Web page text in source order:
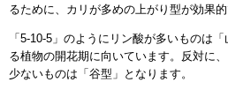
るために、カリが多めの上がり型が効果的
「5-10-5」のようにリン酸が多いものは
る植物の開花期に向いています。反対に
少ないものは「谷型」となります。